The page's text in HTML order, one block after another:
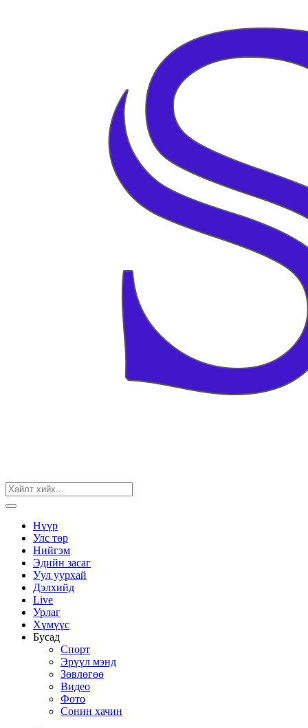
Нүүр
Улс төр
Нийгэм
Эдийн засаг
Уул уурхай
Дэлхийд
Live
Урлаг
Хүмүүс
Бусад
Спорт
Эрүүл мэнд
Зөвлөгөө
Видео
Фото
Сонин хачин